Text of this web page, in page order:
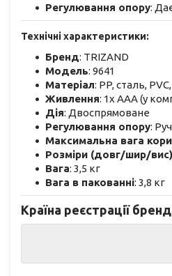
Регулювання опору:
Технічні характеристики:
Бренд: TRIZAND
Модель: 9641
Матеріал: PP, сталь,
Живлення: 1x AAA (у
Дія: Двоспрямоване
Регулювання опору:
Максимальна вага
Розміри (довг/шир/вис)
Вага: 3,5 кг
Вага в пакованні: 3,8 кг
Країна реєстрації